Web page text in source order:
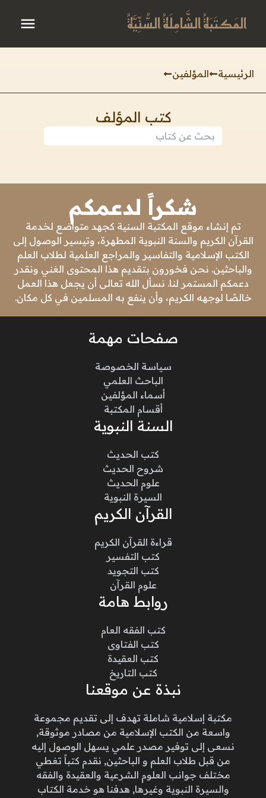
المَكتَبَةُ الشَّامِلَةُ السُّنِّيَّةُ
الرئيسية المؤلفين
كتب المؤلف
شكراً لدعمكم
تم إنشاء موقع المكتبة السنية كجهد متواضع لخدمة
القرآن الكريم والسنة النبوية المطهرة، وتيسير الوصول إلى
الكتب الإسلامية والتفاسير والمراجع العلمية لطلاب العلم
والباحثين. نحن فخورون بتقديم هذا المحتوى الغني ونقدر
دعمكم المستمر لنا. نسأل الله تعالى أن يجعل هذا العمل
خالصًا لوجهه الكريم، وأن ينفع به المسلمين في كل مكان.
صفحات مهمة
سياسة الخصوصة
الباحث العلمي
أسماء المؤلفين
أقسام المكتبة
السنة النبوية
كتب الحديث
شروح الحديث
علوم الحديث
السيرة النبوية
القرآن الكريم
قراءة القرآن الكريم
كتب التفسير
كتب التجويد
علوم القرآن
روابط هامة
كتب الفقه العام
كتب الفتاوى
كتب العقيدة
كتب التاريخ
نبذة عن موقعنا
مكتبة إسلامية شاملة تهدف إلى تقديم مجموعة
واسعة من الكتب الإسلامية من مصادر موثوقة,
نسعى إلى توفير مصدر علمي يسهل الوصول إليه
من قبل طلاب العلم و الباحثين, نقدم كتباً تغطي
مختلف جوانب العلوم الشرعية والعقيدة والفقه
والسيرة النبوية وغيرها, هدفنا هو خدمة الكتاب